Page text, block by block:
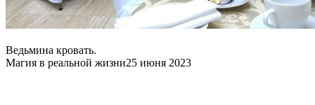
Ведьмина кровать.
Магия в реальной жизни25 июня 2023